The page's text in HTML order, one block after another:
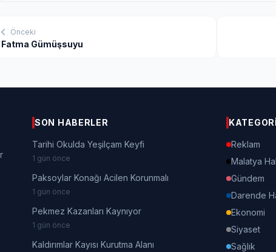
Önceki
Fatma Gümüşsuyu
SON HABERLER
Tarihi Okulda Yeşilçam Keyfi
1 gün önce
Paksoylar Konağı Acilen Korunmalı
1 gün önce
Pekmez Kazanları Kaynıyor
1 gün önce
Kaldırımlar Kayısı Kurutma Alanı
Reklam
Malatya
Gündem
Darende
Ekonomi
Siyaset
Sağlık